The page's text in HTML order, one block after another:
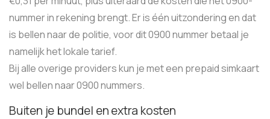
nummer in rekening brengt. Er is één uitzondering en dat
is bellen naar de politie, voor dit 0900 nummer betaal je
namelijk het lokale tarief.
Bij alle overige providers kun je met een prepaid simkaart
wel bellen naar 0900 nummers.
Buiten je bundel en extra kosten